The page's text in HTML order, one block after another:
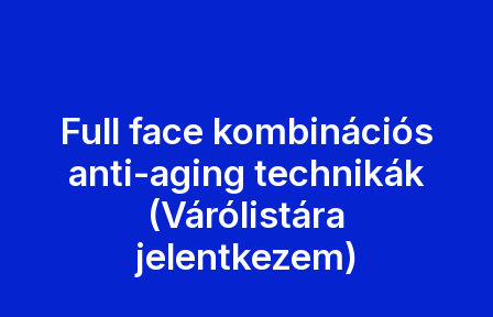
Full face kombinációs
anti-aging technikák
(Várólistára
jelentkezem)